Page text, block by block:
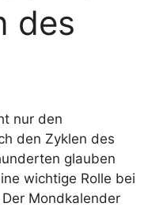
des
nur den
den Zyklen des
glauben
wichtige Rolle bei
Mondkalender